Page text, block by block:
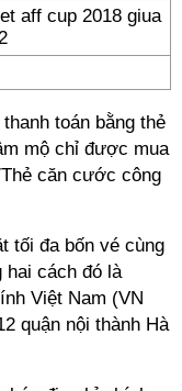
toán bằng thẻ
mộ chỉ được mua
căn cước công
tối đa bốn vé cùng
hai cách đó là
Việt Nam (VN
quận nội thành Hà